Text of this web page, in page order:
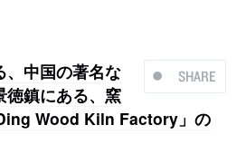
SHARE
、中国の著名な
徳鎮にある、窯
Wood Kiln Factory」の